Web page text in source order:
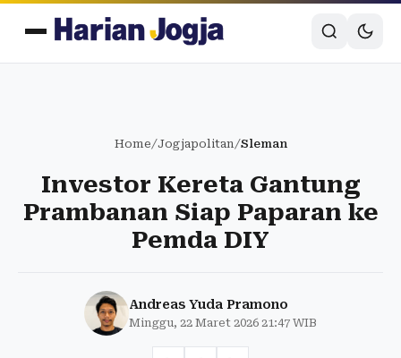
Home/Jogjapolitan/Sleman
Investor Kereta Gantung
Prambanan Siap Paparan ke
Pemda DIY
Andreas Yuda Pramono
Minggu, 22 Maret 2026 21:47 WIB